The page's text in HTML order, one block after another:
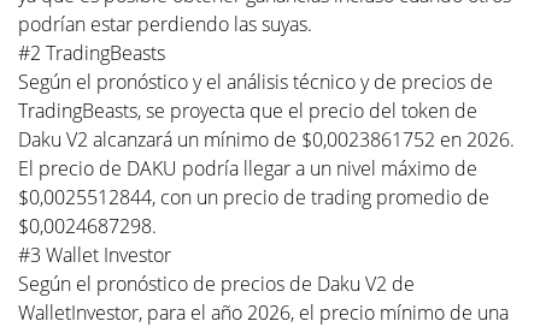
podrían estar perdiendo las suyas.
#2 TradingBeasts
Según el pronóstico y el análisis técnico y de precios de
TradingBeasts, se proyecta que el precio del token de
Daku V2 alcanzará un mínimo de $0,0023861752 en 2026.
El precio de DAKU podría llegar a un nivel máximo de
$0,0025512844, con un precio de trading promedio de
$0,0024687298.
#3 Wallet Investor
Según el pronóstico de precios de Daku V2 de
WalletInvestor, para el año 2026, el precio mínimo de una